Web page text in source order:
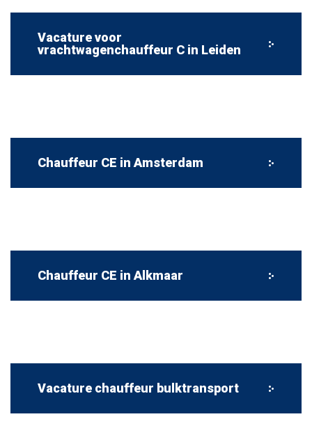
Vacature voor
vrachtwagenchauffeur C in Leiden
Chauffeur CE in Amsterdam
Chauffeur CE in Alkmaar
Vacature chauffeur bulktransport